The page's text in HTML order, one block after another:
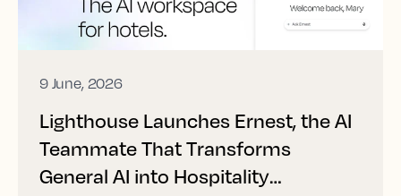
9 June, 2026
Lighthouse Launches Ernest, the AI
Teammate That Transforms
General AI into Hospitality